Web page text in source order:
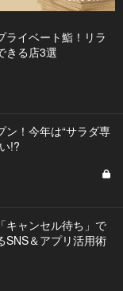
ライベート鮨！リラ
きる店3選
！今年は“サラダ専
!?
キャンセル待ち」で
SNS＆アプリ活用術